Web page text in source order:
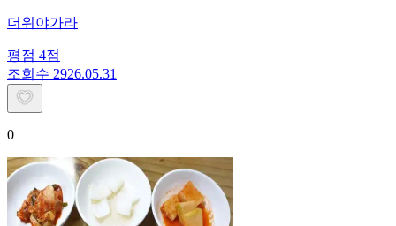
더위야가라
평점 4점
조회수 2926.05.31
0